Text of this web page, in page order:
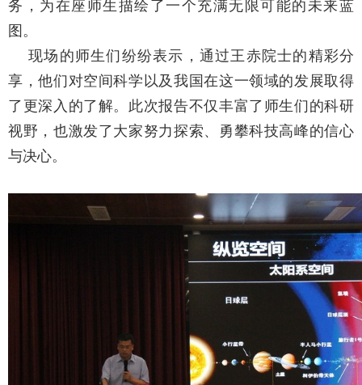
务，为在座师生描绘了一个充满无限可能的未来蓝
图。
现场的师生们纷纷表示，通过王赤院士的精彩分
享，他们对空间科学以及我国在这一领域的发展取得
了更深入的了解。此次报告不仅丰富了师生们的科研
视野，也激发了大家努力探索、勇攀科技高峰的信心
与决心。